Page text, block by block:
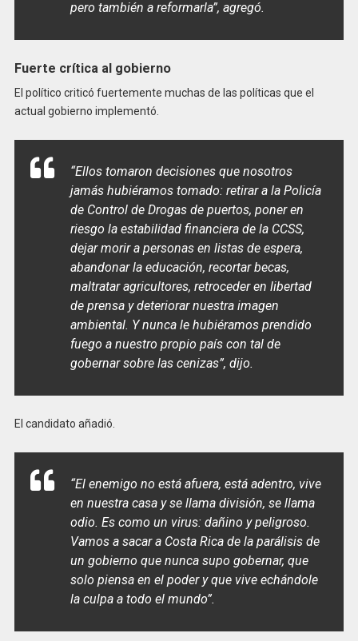
pero también a reformarla”, agregó.
Fuerte crítica al gobierno
El político criticó fuertemente muchas de las políticas que el
actual gobierno implementó.
“Ellos tomaron decisiones que nosotros
jamás hubiéramos tomado: retirar a la Policía
de Control de Drogas de puertos, poner en
riesgo la estabilidad financiera de la CCSS,
dejar morir a personas en listas de espera,
abandonar la educación, recortar becas,
maltratar agricultores, retroceder en libertad
de prensa y deteriorar nuestra imagen
ambiental. Y nunca le hubiéramos prendido
fuego a nuestro propio país con tal de
gobernar sobre las cenizas”, dijo.
El candidato añadió.
“El enemigo no está afuera, está adentro, vive
en nuestra casa y se llama división, se llama
odio. Es como un virus: dañino y peligroso.
Vamos a sacar a Costa Rica de la parálisis de
un gobierno que nunca supo gobernar, que
solo piensa en el poder y que vive echándole
la culpa a todo el mundo”.